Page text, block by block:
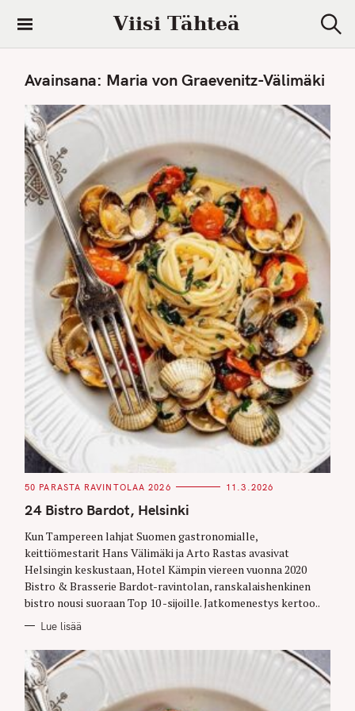
i
Viisi Tähteä
e
Avainsana: Maria von Graevenitz-Välimäki
C
T
E
O
R
I
S
50 PARASTA RAVINTOLAA 2026 11.3.2026
24 Bistro Bardot, Helsinki
Kun Tampereen lahjat Suomen gastronomialle,
keittiömestarit Hans Välimäki ja Arto Rastas avasivat
Helsingin keskustaan, Hotel Kämpin viereen vuonna 2020
Bistro & Brasserie Bardot-ravintolan, ranskalaishenkinen
bistro nousi suoraan Top 10 -sijoille. Jatkomenestys kertoo..
Lue lisää